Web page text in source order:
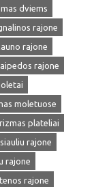
dviems
rajone
rajone
rajone
moletuose
plateliai
rajone
rajone
rajone